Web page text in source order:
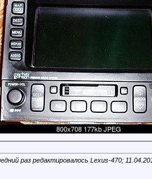
раз редактировалось Lexus-470;